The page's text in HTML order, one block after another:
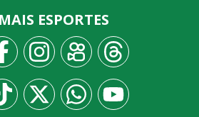
MAIS ESPORTES